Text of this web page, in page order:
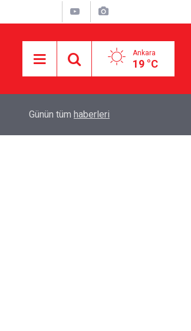
Ankara
19 °C
Ücretli öğretmenlere kadro yok! Bakan Tekin
Günün tüm haberleri